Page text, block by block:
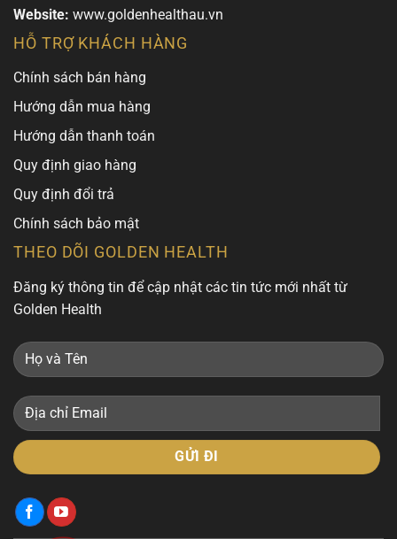
Website: www.goldenhealthau.vn
HỖ TRỢ KHÁCH HÀNG
Chính sách bán hàng
Hướng dẫn mua hàng
Hướng dẫn thanh toán
Quy định giao hàng
Quy định đổi trả
Chính sách bảo mật
THEO DÕI GOLDEN HEALTH
Đăng ký thông tin để cập nhật các tin tức mới nhất từ
Golden Health